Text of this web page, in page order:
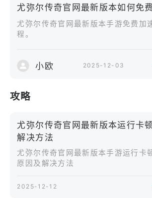
力。
▼ 全语音剧情与沉浸式体验。
的对话和互动。游戏采用全语音配音
建立深厚的情感纽带，探索他们背后
选择你最喜欢的角色，组建强大的队
战斗能力。通过培养角色和装备，打
队，在战斗中展现出色的配合与力量
独特的技能和背景，你的选择将直接
尤弥尔传奇官网最新版本如何免
尤弥尔传奇官网最新版本手游免费加
程。
小欧 2025-12-03
攻略
尤弥尔传奇官网最新版本运行卡
解决方法
尤弥尔传奇官网最新版本手游运行卡
原因及解决方法
2025-12-12